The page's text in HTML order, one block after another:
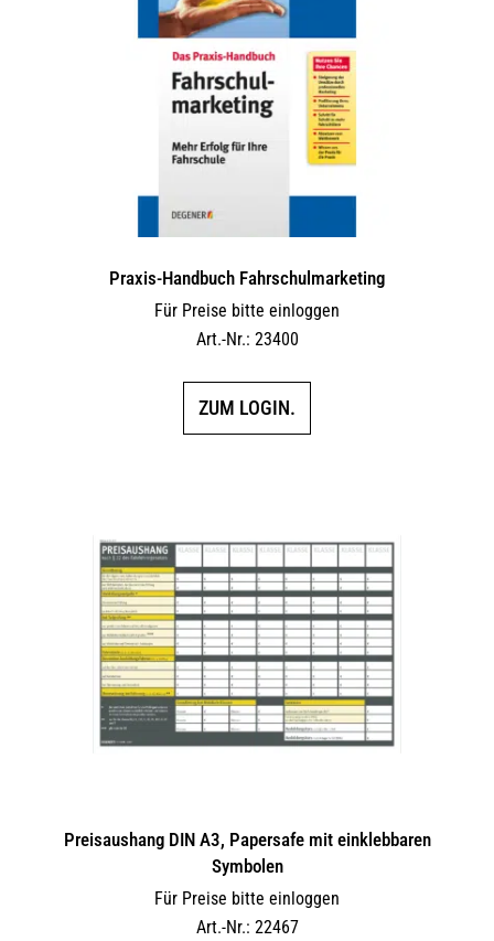
Praxis-Handbuch Fahrschulmarketing
Für Preise bitte einloggen
Art.-Nr.: 23400
ZUM LOGIN.
Preisaushang DIN A3, Papersafe mit einklebbaren
Symbolen
Für Preise bitte einloggen
Art.-Nr.: 22467